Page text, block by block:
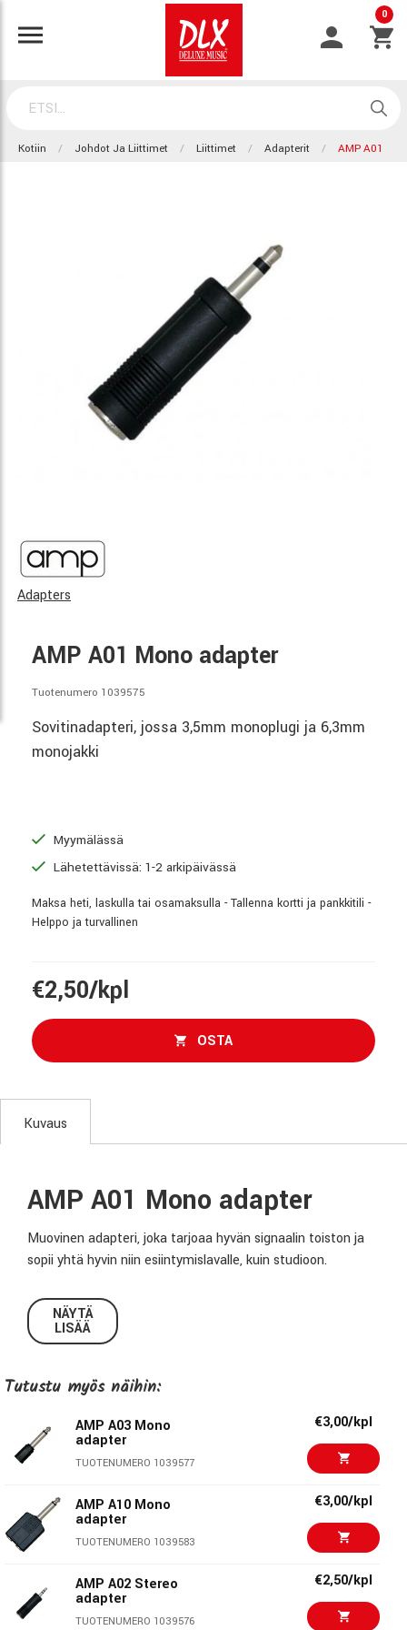
0
Kotiin Johdot Ja Liittimet Liittimet Adapterit AMP A01
Adapters
AMP A01 Mono adapter
Tuotenumero 1039575
Sovitinadapteri, jossa 3,5mm monoplugi ja 6,3mm
monojakki
Myymälässä
Lähetettävissä: 1-2 arkipäivässä
Maksa heti, laskulla tai osamaksulla - Tallenna kortti ja pankkitili -
Helppo ja turvallinen
€2,50/kpl
OSTA
Kuvaus
AMP A01 Mono adapter
Muovinen adapteri, joka tarjoaa hyvän signaalin toiston ja
sopii yhtä hyvin niin esiintymislavalle, kuin studioon.
AMP-adapterivalikoima on laaja ja huolellisesti valikoitu,
joten näiden adapterien avulla ratkaiset monenlaiset
kytkentäongelmat treenikämpällä tai esiintymislavalla.
Tekniset tiedot:
Malli:
A01
Materiaali: Muovi
AMP Cables
AMP on toimittanut korkealaatuisia kaapeleita
ammattilaisille ja musiikinharrastajille jo Yli 25 vuoden ajan.
NÄYTÄ
LISÄÄ
Tutustu myös näihin:
AMP A03 Mono
adapter
TUOTENUMERO 1039577
€3,00/kpl
AMP A10 Mono
adapter
TUOTENUMERO 1039583
€3,00/kpl
AMP A02 Stereo
adapter
TUOTENUMERO 1039576
€2,50/kpl